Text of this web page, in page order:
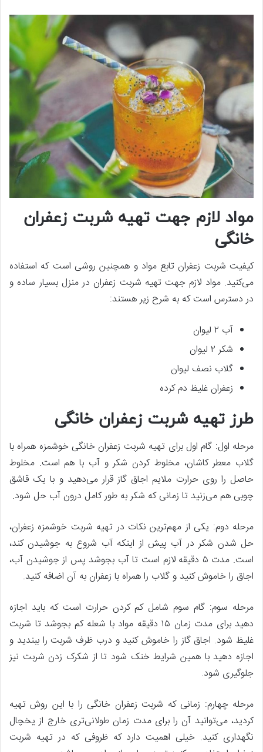
مواد لازم جهت تهیه شربت زعفران
خانگی
کیفیت شربت زعفران تابع مواد و همچنین روشی است که استفاده
می‌کنید. مواد لازم جهت تهیه شربت زعفران در منزل بسیار ساده و
در دسترس است که به شرح زیر هستند:
آب ۲ لیوان
شکر ۲ لیوان
گلاب نصف لیوان
زعفران غلیظ دم کرده
طرز تهیه شربت زعفران خانگی
مرحله اول: گام اول برای تهیه شربت زعفران خانگی خوشمزه همراه با
گلاب معطر کاشان، مخلوط کردن شکر و آب با هم است. مخلوط
حاصل را روی حرارت ملایم اجاق گاز قرار می‌دهید و با یک قاشق
چوبی هم می‌‌زنید تا زمانی که شکر به طور کامل درون آب حل شود.
مرحله دوم: یکی از مهم‌ترین نکات در تهیه شربت خوشمزه زعفران،
حل شدن شکر در آب پیش از اینکه آب شروع به جوشیدن کند،
است. مدت ۵ دقیقه لازم است تا آب بجوشد پس از جوشیدن آب،
اجاق را خاموش کنید و گلاب را همراه با زعفران به آن اضافه کنید.
مرحله سوم: گام سوم شامل کم کردن حرارت است که باید اجازه
دهید برای مدت زمان ۱۵ دقیقه مواد با شعله کم بجوشد تا شربت
غلیظ‌ شود. اجاق گاز را خاموش کنید و درب ظرف شربت را ببندید و
اجازه دهید با همین شرایط خنک شود تا از شکرک زدن شربت نیز
جلوگیری شود.
مرحله چهارم: زمانی که شربت زعفران خانگی را با این روش تهیه
کردید، می‌توانید آن را برای مدت زمان طولانی‌تری خارج از یخچال
نگهداری کنید. خیلی اهمیت دارد که ظروفی که در تهیه شربت